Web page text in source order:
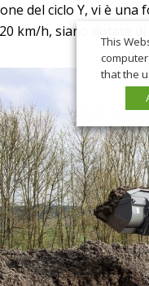
del ciclo Y, vi è una
km/h, siano dotate
This
that the